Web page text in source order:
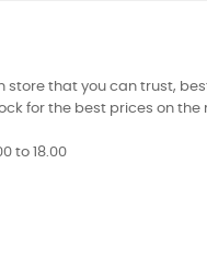
store that you can trust,
for the best prices on the
to 18.00